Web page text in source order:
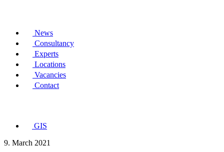
News
Consultancy
Experts
Locations
Vacancies
Contact
GIS
9. March 2021